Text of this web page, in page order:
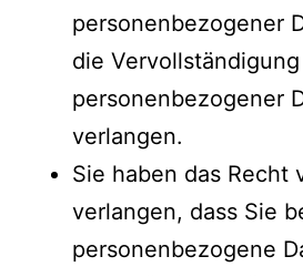
personenbezogener
die
personenbezogener
verlangen.
Sie haben das Recht
verlangen, dass Sie
personenbezogene